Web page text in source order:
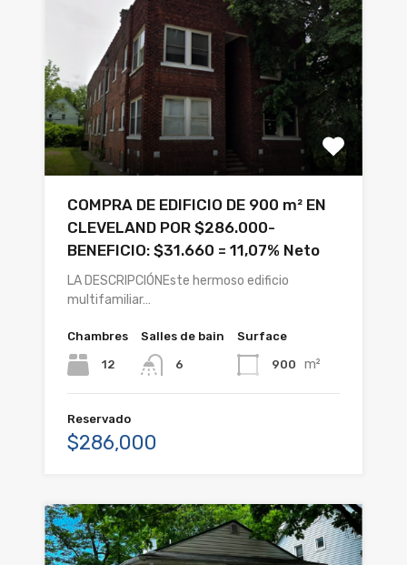
COMPRA DE EDIFICIO DE 900 m² EN
CLEVELAND POR $286.000-
BENEFICIO: $31.660 = 11,07% Neto
LA DESCRIPCIÓNEste hermoso edificio
multifamiliar…
Chambres
12
Salles de bain
6
Surface
900 m²
Reservado
$286,000